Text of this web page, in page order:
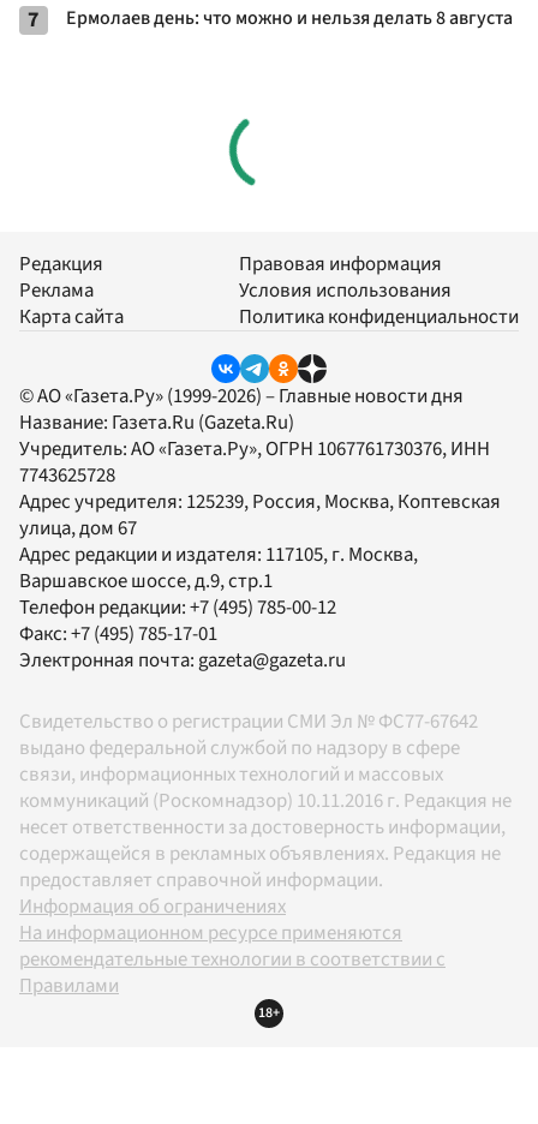
7 Ермолаев день: что можно и нельзя делать 8 августа
Редакция
Реклама
Карта сайта
Правовая информация
Условия использования
Политика конфиденциальности
© АО «Газета.Ру» (1999-2026) – Главные новости дня
Название: Газета.Ru (Gazeta.Ru)
Учредитель:АО «Газета.Ру», ОГРН 1067761730376, ИНН
7743625728
Адрес учредителя: 125239, Россия, Москва, Коптевская
улица, дом 67
Адрес редакции и издателя: 117105, г. Москва,
Варшавское шоссе, д.9, стр.1
Телефон редакции:+7 (495) 785-00-12
Факс:+7 (495) 785-17-01
Электронная почта:gazeta@gazeta.ru
Свидетельство о регистрации СМИ Эл № ФС77-67642
выдано федеральной службой по надзору в сфере
связи, информационных технологий и массовых
коммуникаций (Роскомнадзор) 10.11.2016 г. Редакция не
несет ответственности за достоверность информации,
содержащейся в рекламных объявлениях. Редакция не
предоставляет справочной информации.
Информация об ограничениях
На информационном ресурсе применяются
рекомендательные технологии в соответствии с
Правилами
18+